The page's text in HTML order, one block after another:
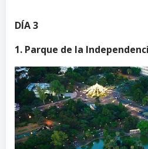
DÍA 3
1. Parque de la